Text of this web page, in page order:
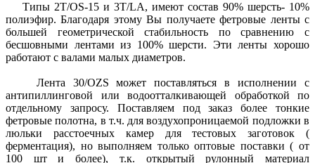
Типы 2T/OS-15 и 3T/LA, имеют состав 90% шерсть- 10%
полиэфир. Благодаря этому Вы получаете фетровые ленты с
большей геометрической стабильность по сравнению с
бесшовными лентами из 100% шерсти. Эти ленты хорошо
работают с валами малых диаметров.
Лента 30/OZS может поставляться в исполнении с
антипиллинговой или водоотталкивающей обработкой по
отдельному запросу. Поставляем под заказ более тонкие
фетровые полотна, в т.ч. для воздухопроницаемой подложки в
люльки расстоечных камер для тестовых заготовок (
ферментация), но выполняем только оптовые поставки ( от
100 шт и более), т.к. открытый рулонный материал